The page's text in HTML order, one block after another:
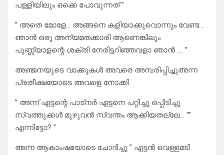
പള്ളിയിലും ഒക്കെ പോവുന്നത് ”
” അതെ മോളേ… അങ്ങനെ കളിയാക്കുവൊന്നും വേണ്ട…
ഞാൻ ഒരു അന്യമതക്കാരി ആണെങ്കിലും
പുണ്ണ്യാളന്റെ ശക്തി നേരിട്ടറിഞ്ഞവളാ ഞാൻ …. ”
അഞ്ജനയുടെ വാക്കുകൾ അവരെ അമ്പരിപ്പിച്ചുഅന്ന
പ്രതീക്ഷയോടെ അവളെ നോക്കി
” അന്ന് ഏട്ടന്റെ പാട്നർ ഏട്ടനെ പറ്റിച്ചു ഒപ്പിടിച്ചു
സ്വത്തുക്കൾ മുഴുവൻ സ്വന്തം ആക്കിയതല്ലേ… “”
എന്നിട്ടോ? ”
അന്ന ആകാംഷയോടെ ചോദിച്ചു ” ഏട്ടൻ വെള്ളമടി